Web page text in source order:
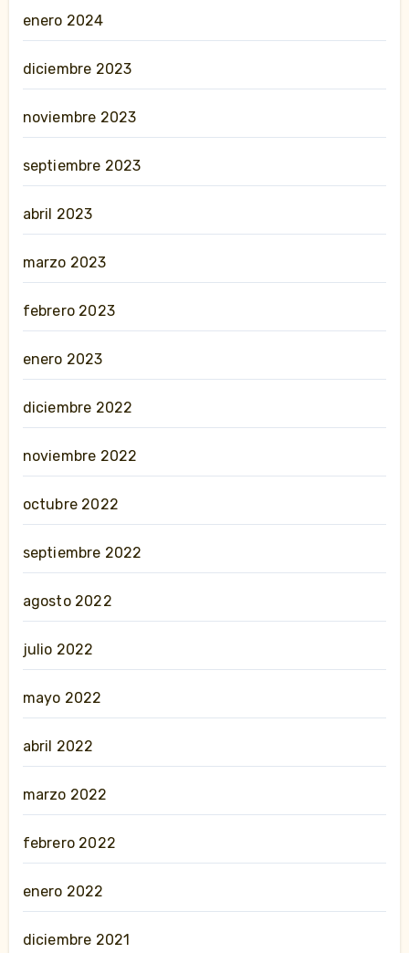
enero 2024
diciembre 2023
noviembre 2023
septiembre 2023
abril 2023
marzo 2023
febrero 2023
enero 2023
diciembre 2022
noviembre 2022
octubre 2022
septiembre 2022
agosto 2022
julio 2022
mayo 2022
abril 2022
marzo 2022
febrero 2022
enero 2022
diciembre 2021